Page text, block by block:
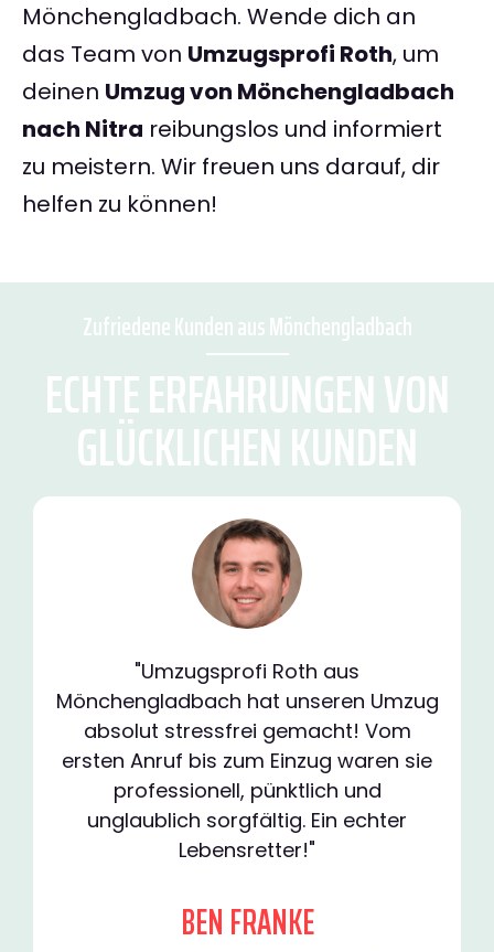
Mönchengladbach. Wende dich an
das Team von Umzugsprofi Roth, um
deinen Umzug von Mönchengladbach
nach Nitra reibungslos und informiert
zu meistern. Wir freuen uns darauf, dir
helfen zu können!
Zufriedene Kunden aus Mönchengladbach
ECHTE ERFAHRUNGEN VON
GLÜCKLICHEN KUNDEN
"Umzugsprofi Roth aus
Mönchengladbach hat unseren Umzug
absolut stressfrei gemacht! Vom
ersten Anruf bis zum Einzug waren sie
professionell, pünktlich und
unglaublich sorgfältig. Ein echter
Lebensretter!"
BEN FRANKE